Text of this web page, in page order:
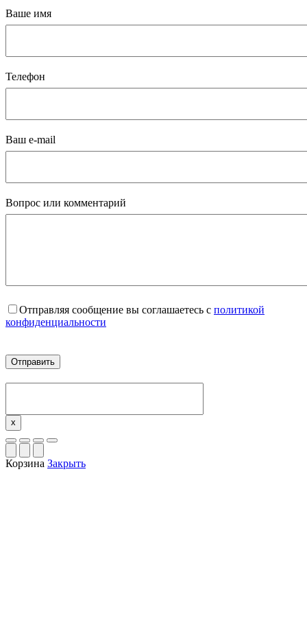
Ваше имя
Телефон
Ваш e-mail
Вопрос или комментарий
Отправляя сообщение вы соглашаетесь с политикой
конфиденциальности
x
Корзина Закрыть